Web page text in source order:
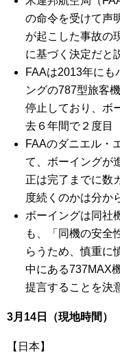
の命令を受けて声
が起こした事故の
に基づく決定だと
FAAは2013年にも
ングの787型旅客
停止しており、ボ
去６年間で２度目
FAAのダニエル・
て、ボーイングが
正は完了までに数
度続くのかは分か
ボーイングは同社
も、「同機の安全
らうため、慎重に
中にある737MAX
提言することを決
3月14日（現地時間）
【日本】